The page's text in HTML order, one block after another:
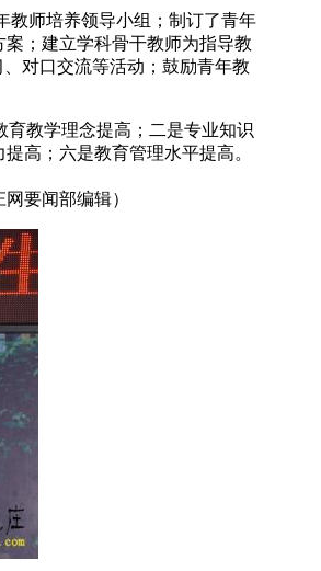
师培养领导小组；制订了青年
；建立学科骨干教师为指导教
对口交流等活动；鼓励青年教
教学理念提高；二是专业知识
高；六是教育管理水平提高。
）